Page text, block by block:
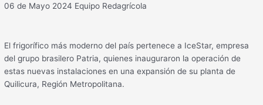
06 de Mayo 2024 Equipo Redagrícola
El frigorífico más moderno del país pertenece a IceStar, empresa
del grupo brasilero Patria, quienes inauguraron la operación de
estas nuevas instalaciones en una expansión de su planta de
Quilicura, Región Metropolitana.